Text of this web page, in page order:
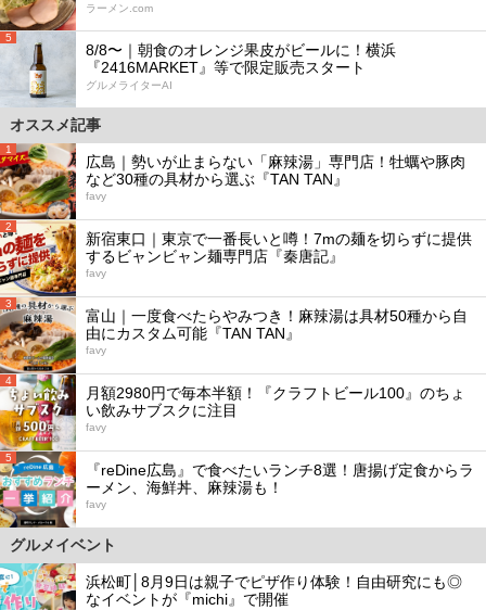
ラーメン.com
5
8/8〜｜朝食のオレンジ果皮がビールに！横浜
『2416MARKET』等で限定販売スタート
グルメライターAI
オススメ記事
1
広島｜勢いが止まらない「麻辣湯」専門店！牡蠣や豚肉
など30種の具材から選ぶ『TAN TAN』
favy
2
新宿東口｜東京で一番長いと噂！7mの麺を切らずに提供
するビャンビャン麺専門店『秦唐記』
favy
3
富山｜一度食べたらやみつき！麻辣湯は具材50種から自
由にカスタム可能『TAN TAN』
favy
4
月額2980円で毎本半額！『クラフトビール100』のちょ
い飲みサブスクに注目
favy
5
『reDine広島』で食べたいランチ8選！唐揚げ定食からラ
ーメン、海鮮丼、麻辣湯も！
favy
グルメイベント
浜松町│8月9日は親子でピザ作り体験！自由研究にも◎
なイベントが『michi』で開催